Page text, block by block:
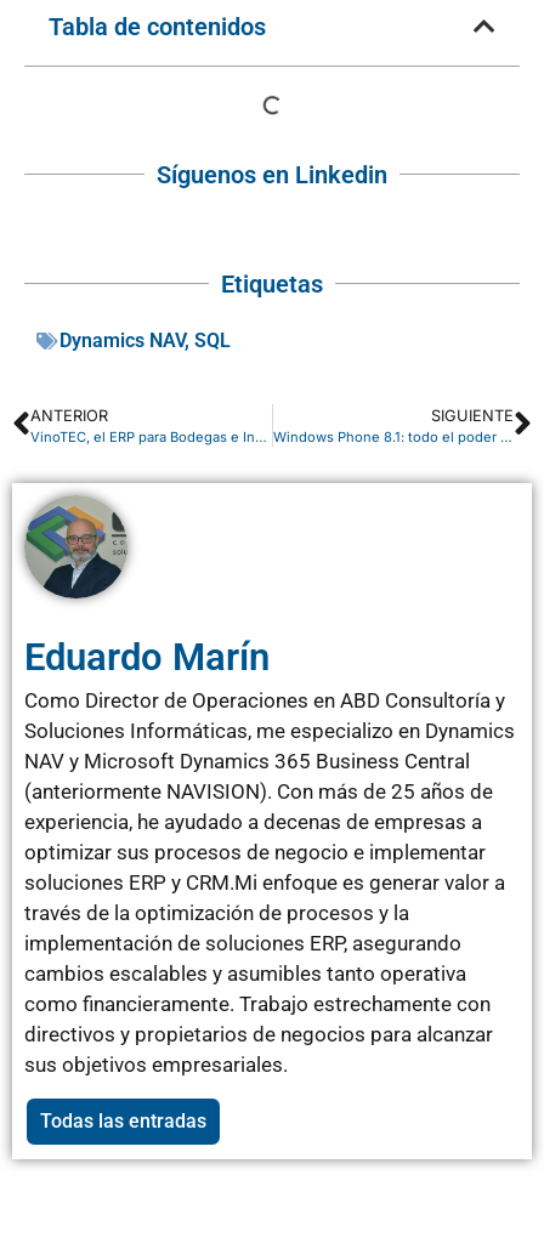
Tabla de contenidos
Síguenos en Linkedin
Etiquetas
Dynamics NAV, SQL
ANTERIOR
VinoTEC, el ERP para Bodegas e Industrias vitivinícolas
SIGUIENTE
Windows Phone 8.1: todo el poder en su SmartPhone.
Eduardo Marín
Como Director de Operaciones en ABD Consultoría y
Soluciones Informáticas, me especializo en Dynamics
NAV y Microsoft Dynamics 365 Business Central
(anteriormente NAVISION). Con más de 25 años de
experiencia, he ayudado a decenas de empresas a
optimizar sus procesos de negocio e implementar
soluciones ERP y CRM.Mi enfoque es generar valor a
través de la optimización de procesos y la
implementación de soluciones ERP, asegurando
cambios escalables y asumibles tanto operativa
como financieramente. Trabajo estrechamente con
directivos y propietarios de negocios para alcanzar
sus objetivos empresariales.
Todas las entradas